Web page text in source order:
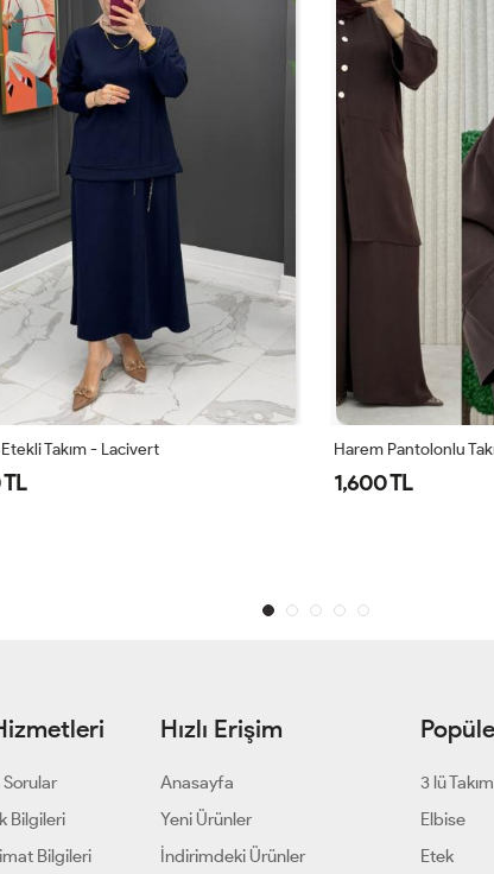
Takım - Lacivert Harem Pantolonlu
1,600 TL
Sorular
Bilgileri
Bilgileri
Hızlı Erişim
Anasayfa
Yeni Ürünler
İndirimdeki Ürünler
3 lü Takım
Elbise
Etek